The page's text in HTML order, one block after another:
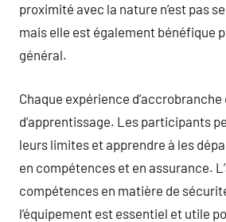
proximité avec la nature n’est pas
mais elle est également bénéfique
général.
Chaque expérience
d’apprentissage. Les participants
leurs limites et apprendre à les
en compétences et en assurance.
compétences en matière de
l’équipement est essentiel et utile